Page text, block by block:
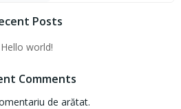
Posts
Hello world!
Comments
de arătat.